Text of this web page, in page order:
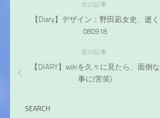
次の記事
【Diary】デザイン：野田凪女史、逝く
080918
前の記事
【DIARY】wikiを久々に見たら、面倒な
事に(苦笑)
SEARCH